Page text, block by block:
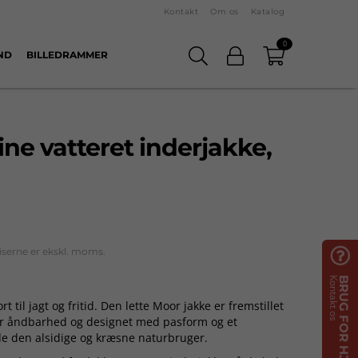
Kontakt Om os Katalog
0
BILLEDRAMMER
vatteret inderjakke,
er ekskl. moms.
til jagt og fritid. Den lette Moor jakke er fremstillet
og designet med pasform og et
den alsidige og kræsne naturbruger.

Kontakt os